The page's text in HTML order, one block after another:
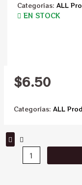
Categorías: ALL
EN STOCK
$6.50
Categorías: ALL